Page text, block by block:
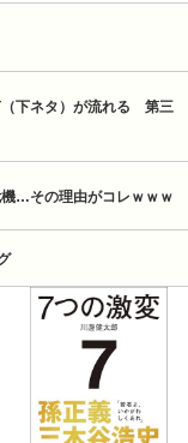
下ネタ）が流れる　第三
機…その理由がコレｗｗｗ